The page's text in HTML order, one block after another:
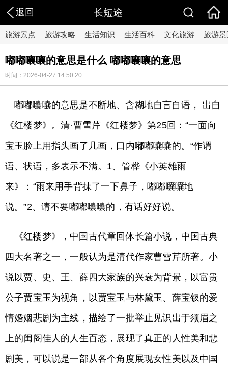
返回 长短途
旅游景点 旅游攻略 生活知识 生活百科 文化旅游 旅游景
嘟嘟嚷嚷的意思是什么 嘟嘟嚷嚷的意思
时间：2026-04-27 14:50:20
嘟嘟囔囔的意思是不断地、含糊地自言自语， 出自
《红楼梦》。清·曹雪芹《红楼梦》第25回：“一面向
宝玉脸上用指头画了几画，口内嘟嘟囔囔的。“作谓
语、状语，多表示不满。1、管桦《小英雄雨
来》：“雨来用手背抹了一下鼻子，嘟嘟囔囔地
说。”2、请不要嘟嘟囔囔的，有话好好说。
《红楼梦》，中国古代章回体长篇小说，中国古典
四大名著之一，一般认为是清代作家曹雪芹所著。小
说以贾、史、王、薛四大家族的兴衰为背景，以富贵
公子贾宝玉为视角，以贾宝玉与林黛玉、薛宝钗的爱
情婚姻悲剧为主线，描绘了一批举止见识出于须眉之
上的闺阁佳人的人生百态，展现了真正的人性美和悲
剧美，可以说是一部从各个角度展现女性美以及中国